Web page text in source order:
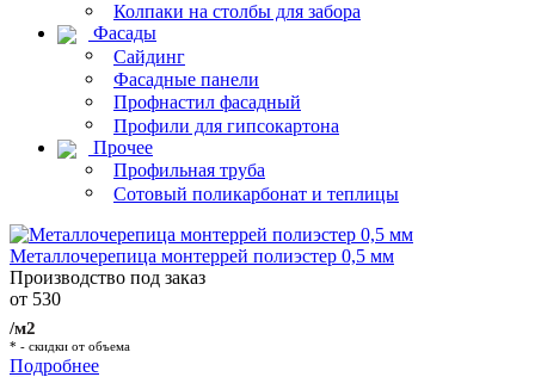
Колпаки на столбы для забора
Фасады
Сайдинг
Фасадные панели
Профнастил фасадный
Профили для гипсокартона
Прочее
Профильная труба
Сотовый поликарбонат и теплицы
Металлочерепица монтеррей полиэстер 0,5 мм
Производство под заказ
от 530
/м2
* - скидки от объема
Подробнее